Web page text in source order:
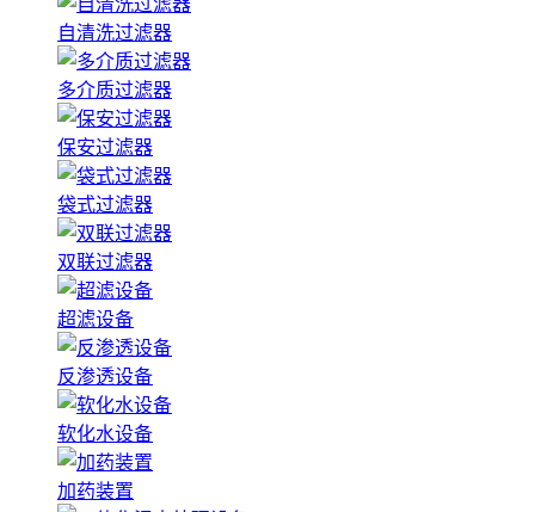
自清洗过滤器
多介质过滤器
保安过滤器
袋式过滤器
双联过滤器
超滤设备
反渗透设备
软化水设备
加药装置